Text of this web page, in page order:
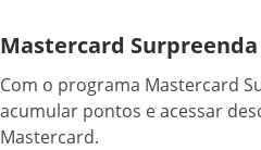
Mastercard Surpreenda
Com o programa Mastercard
acumular pontos e acessar
Mastercard.